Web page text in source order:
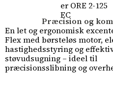
Præcision og
En let og ergonomisk
Flex med børsteløs motor,
hastighedsstyring og
støvudsugning – ideel til
præcisionsslibning og